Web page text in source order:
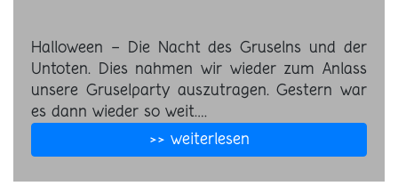
Halloween - Die Nacht des Gruselns und der
Untoten. Dies nahmen wir wieder zum Anlass
unsere Gruselparty auszutragen. Gestern war
es dann wieder so weit.…
>> weiterlesen